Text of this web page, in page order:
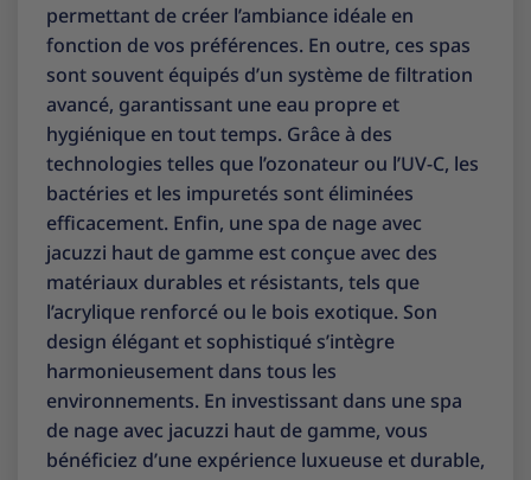
permettant de créer l’ambiance idéale en
fonction de vos préférences. En outre, ces spas
sont souvent équipés d’un système de filtration
avancé, garantissant une eau propre et
hygiénique en tout temps. Grâce à des
technologies telles que l’ozonateur ou l’UV-C, les
bactéries et les impuretés sont éliminées
efficacement. Enfin, une spa de nage avec
jacuzzi haut de gamme est conçue avec des
matériaux durables et résistants, tels que
l’acrylique renforcé ou le bois exotique. Son
design élégant et sophistiqué s’intègre
harmonieusement dans tous les
environnements. En investissant dans une spa
de nage avec jacuzzi haut de gamme, vous
bénéficiez d’une expérience luxueuse et durable,